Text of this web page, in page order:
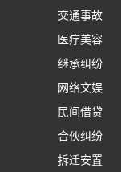
交通事故
医疗美容
继承纠纷
网络文娱
民间借贷
合伙纠纷
拆迁安置